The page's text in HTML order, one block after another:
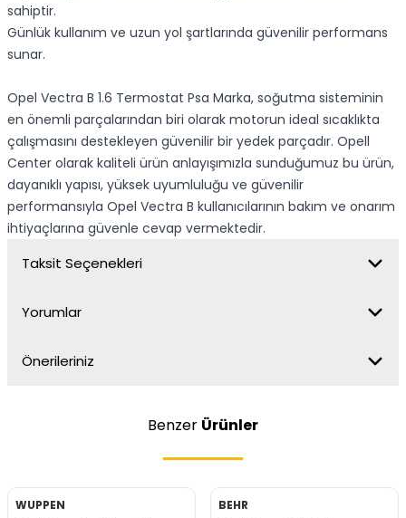
sahiptir.
Günlük kullanım ve uzun yol şartlarında güvenilir performans
sunar.
Opel Vectra B 1.6 Termostat Psa Marka, soğutma sisteminin
en önemli parçalarından biri olarak motorun ideal sıcaklıkta
çalışmasını destekleyen güvenilir bir yedek parçadır. Opell
Center olarak kaliteli ürün anlayışımızla sunduğumuz bu ürün,
dayanıklı yapısı, yüksek uyumluluğu ve güvenilir
performansıyla Opel Vectra B kullanıcılarının bakım ve onarım
ihtiyaçlarına güvenle cevap vermektedir.
Taksit Seçenekleri
Yorumlar
Önerileriniz
Benzer Ürünler
WUPPEN
BEHR